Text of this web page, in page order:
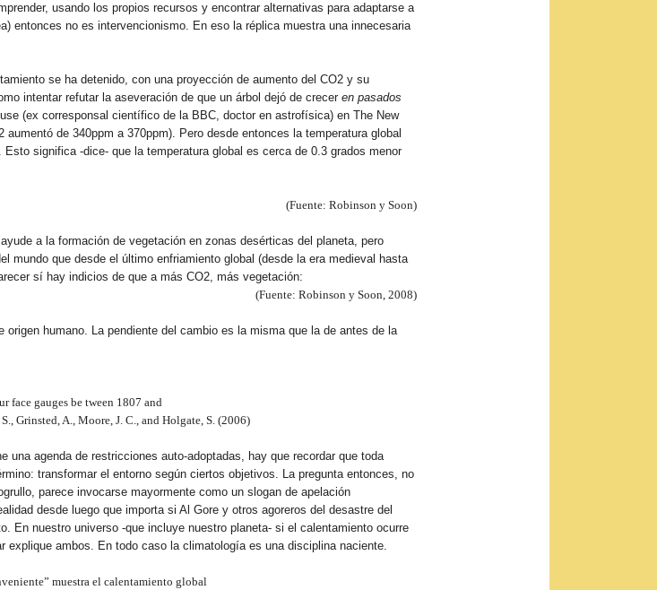
usando los propios recursos y encontrar alternativas para adaptarse a
entonces no es intervencionismo. En eso la réplica muestra una innecesaria
se ha detenido, con una proyección de aumento del CO2 y su
intentar refutar la aseveración de que un árbol dejó de crecer en pasados
(ex corresponsal científico de la BBC, doctor en astrofísica) en The New
de 340ppm a 370ppm). Pero desde entonces la temperatura global
significa -dice- que la temperatura global es cerca de 0.3 grados menor
(Fuente: Robinson y Soon)
a la formación de vegetación en zonas desérticas del planeta, pero
mundo que desde el último enfriamiento global (desde la era medieval hasta
sí hay indicios de que a más CO2, más vegetación:
(Fuente: Robinson y Soon, 2008)
humano. La pendiente del cambio es la misma que la de antes de la
face gauges be tween 1807 and
Grinsted, A., Moore, J. C., and Holgate, S. (2006)
una agenda de restricciones auto-adoptadas, hay que recordar que toda
transformar el entorno según ciertos objetivos. La pregunta entonces, no
parece invocarse mayormente como un slogan de apelación
desde luego que importa si Al Gore y otros agoreros del desastre del
En nuestro universo -que incluye nuestro planeta- si el calentamiento ocurre
ambos. En todo caso la climatología es una disciplina naciente.
muestra el calentamiento global